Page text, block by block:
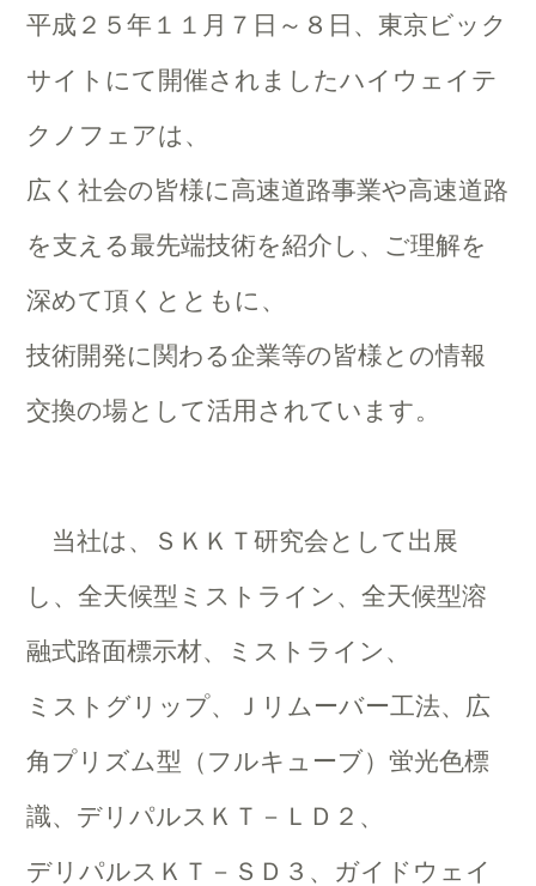
平成２５年１１月７日～８日、東京ビック
サイトにて開催されましたハイウェイテ
クノフェアは、
広く社会の皆様に高速道路事業や高速道路
を支える最先端技術を紹介し、ご理解を
深めて頂くとともに、
技術開発に関わる企業等の皆様との情報
交換の場として活用されています。
当社は、ＳＫＫＴ研究会として出展
し、全天候型ミストライン、全天候型溶
融式路面標示材、ミストライン、
ミストグリップ、Ｊリムーバー工法、広
角プリズム型（フルキューブ）蛍光色標
識、デリパルスＫＴ－ＬＤ２、
デリパルスＫＴ－ＳＤ３、ガイドウェイ